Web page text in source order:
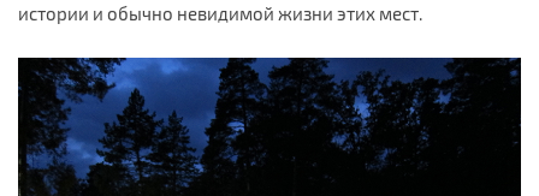
истории и обычно невидимой жизни этих мест.